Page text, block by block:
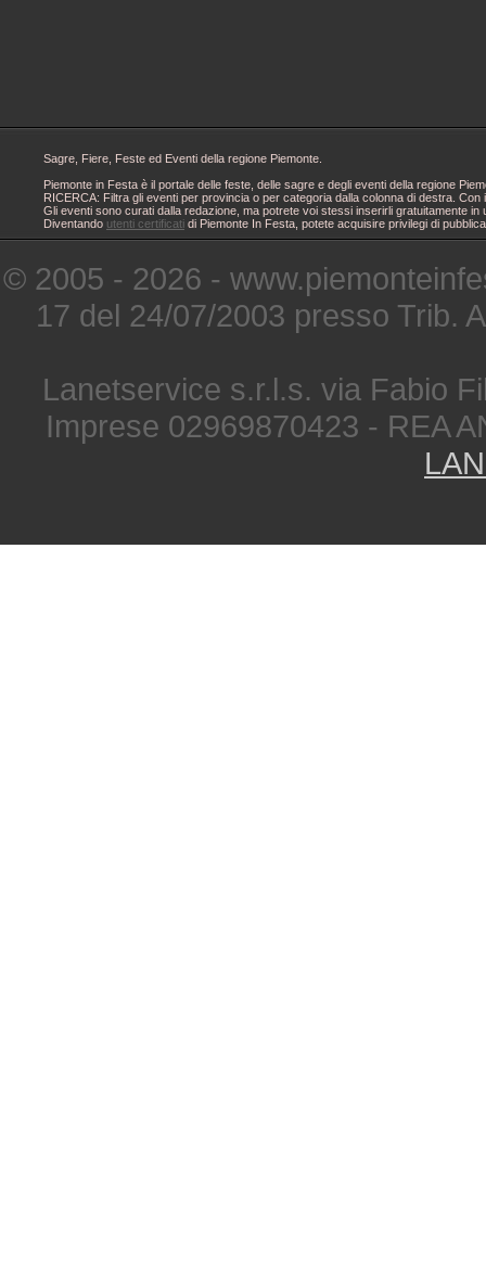
Sagre, Fiere, Feste ed Eventi della regione Piemonte.
Piemonte in Festa è il portale delle feste, delle sagre e degli eventi della regione
RICERCA: Filtra gli eventi per provincia o per categoria dalla colonna di destra.
Gli eventi sono curati dalla redazione, ma potrete voi stessi inserirli gratuitamente
Diventando utenti certificati di Piemonte In Festa, potete acquisire privilegi di
© 2005 - 2026 -
17 del 24/07/2003 presso Trib.
Lanetservice s.r.l.s. via Fabio
Imprese 02969870423 - REA